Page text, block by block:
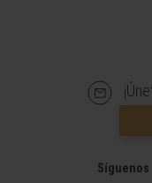
Síguenos